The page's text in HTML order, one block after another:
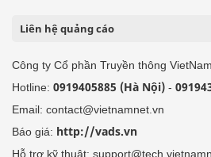
Liên hệ quảng cáo
Công ty Cổ phần Truyền thông
Hotline: 0919405885 (Hà Nội) -
Email: contact@vietnamnet.vn
Báo giá: http://vads.vn
Hỗ trợ kỹ thuật: